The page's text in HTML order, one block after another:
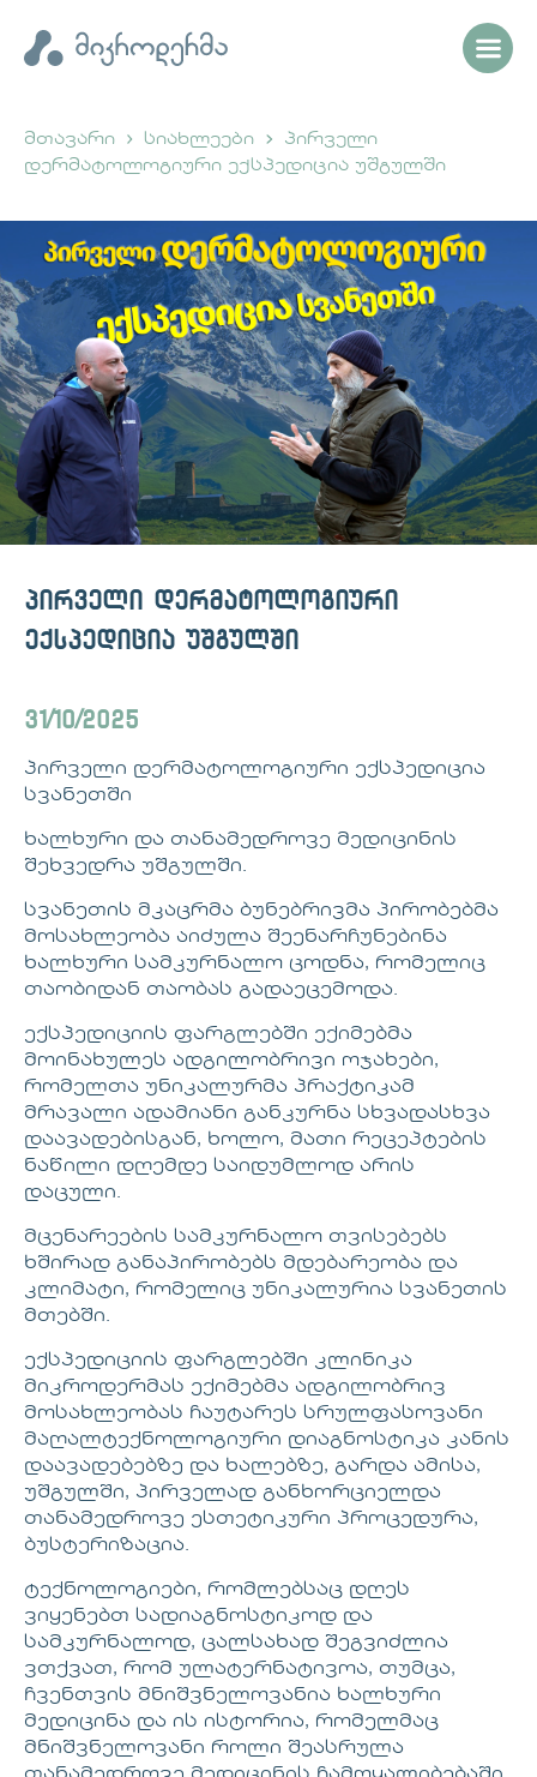
მთავარი სიახლეები
პირველი
დერმატოლოგიური ექსპედიცია უშგულში
პირველი დერმატოლოგიური
ექსპედიცია უშგულში
31/10/2025
პირველი დერმატოლოგიური ექსპედიცია
სვანეთში
ხალხური და თანამედროვე მედიცინის
შეხვედრა უშგულში.
სვანეთის მკაცრმა ბუნებრივმა პირობებმა
მოსახლეობა აიძულა შეენარჩუნებინა
ხალხური სამკურნალო ცოდნა, რომელიც
თაობიდან თაობას გადაეცემოდა.
ექსპედიციის ფარგლებში ექიმებმა
მოინახულეს ადგილობრივი ოჯახები,
რომელთა უნიკალურმა პრაქტიკამ
მრავალი ადამიანი განკურნა სხვადასხვა
დაავადებისგან, ხოლო, მათი რეცეპტების
ნაწილი დღემდე საიდუმლოდ არის
დაცული.
მცენარეების სამკურნალო თვისებებს
ხშირად განაპირობებს მდებარეობა და
კლიმატი, რომელიც უნიკალურია სვანეთის
მთებში.
ექსპედიციის ფარგლებში კლინიკა
მიკროდერმას ექიმებმა ადგილობრივ
მოსახლეობას ჩაუტარეს სრულფასოვანი
მაღალტექნოლოგიური დიაგნოსტიკა კანის
დაავადებებზე და ხალებზე, გარდა ამისა,
უშგულში, პირველად განხორციელდა
თანამედროვე ესთეტიკური პროცედურა,
ბუსტერიზაცია.
ტექნოლოგიები, რომლებსაც დღეს
ვიყენებთ სადიაგნოსტიკოდ და
სამკურნალოდ, ცალსახად შეგვიძლია
ვთქვათ, რომ ულატერნატივოა, თუმცა,
ჩვენთვის მნიშვნელოვანია ხალხური
მედიცინა და ის ისტორია, რომელმაც
მნიშვნელოვანი როლი შეასრულა